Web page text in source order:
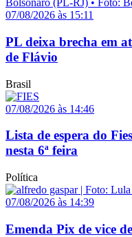
07/08/2026 às 15:11
PL deixa brecha em
de Flávio
Brasil
07/08/2026 às 14:46
Lista de espera do
nesta 6ª feira
Política
07/08/2026 às 14:39
Emenda Pix de vice